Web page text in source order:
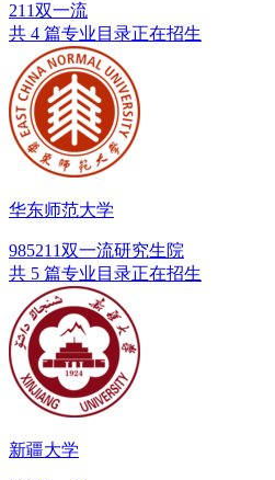
211双一流
共 4 篇专业目录正在招生
华东师范大学
985211双一流研究生院
共 5 篇专业目录正在招生
新疆大学